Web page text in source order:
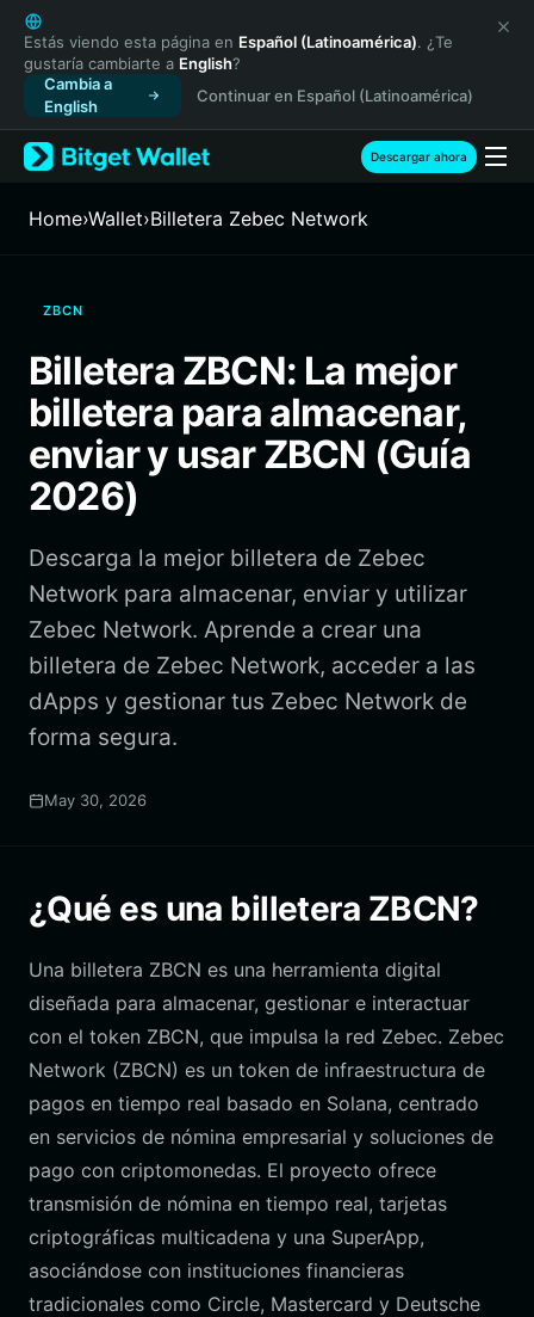
English
日本語
Tiếng Việt
Русский
Español (Latinoamérica)
Türkçe
Français
繁體中文
Bahasa Indonesia
ภาษาไทย
Español
Português (Brasil)
Estás viendo esta página en Español (Latinoamérica). ¿Te
gustaría cambiarte a English?
Cambia a
English
Continuar en Español (Latinoamérica)
Descargar ahora
Home›Wallet›Billetera Zebec Network
ZBCN
Billetera ZBCN: La mejor
billetera para almacenar,
enviar y usar ZBCN (Guía
2026)
Descarga la mejor billetera de Zebec
Network para almacenar, enviar y utilizar
Zebec Network. Aprende a crear una
billetera de Zebec Network, acceder a las
dApps y gestionar tus Zebec Network de
forma segura.
May 30, 2026
¿Qué es una billetera ZBCN?
Una billetera ZBCN es una herramienta digital
diseñada para almacenar, gestionar e interactuar
con el token ZBCN, que impulsa la red Zebec. Zebec
Network (ZBCN) es un token de infraestructura de
pagos en tiempo real basado en Solana, centrado
en servicios de nómina empresarial y soluciones de
pago con criptomonedas. El proyecto ofrece
transmisión de nómina en tiempo real, tarjetas
criptográficas multicadena y una SuperApp,
asociándose con instituciones financieras
tradicionales como Circle, Mastercard y Deutsche